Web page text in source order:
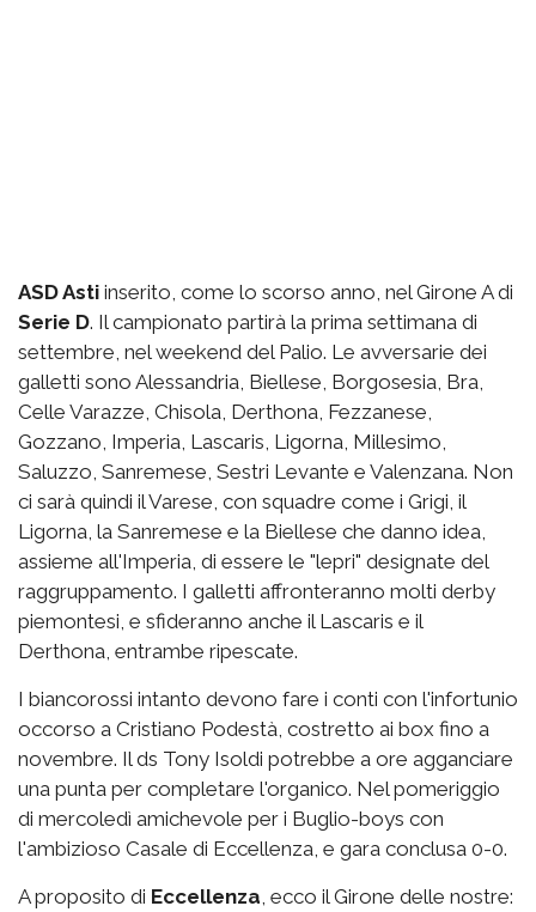
ASD Asti inserito, come lo scorso anno, nel Girone A di
Serie D. Il campionato partirà la prima settimana di
settembre, nel weekend del Palio. Le avversarie dei
galletti sono Alessandria, Biellese, Borgosesia, Bra,
Celle Varazze, Chisola, Derthona, Fezzanese,
Gozzano, Imperia, Lascaris, Ligorna, Millesimo,
Saluzzo, Sanremese, Sestri Levante e Valenzana. Non
ci sarà quindi il Varese, con squadre come i Grigi, il
Ligorna, la Sanremese e la Biellese che danno idea,
assieme all'Imperia, di essere le "lepri" designate del
raggruppamento. I galletti affronteranno molti derby
piemontesi, e sfideranno anche il Lascaris e il
Derthona, entrambe ripescate.
I biancorossi intanto devono fare i conti con l'infortunio
occorso a Cristiano Podestà, costretto ai box fino a
novembre. Il ds Tony Isoldi potrebbe a ore agganciare
una punta per completare l'organico. Nel pomeriggio
di mercoledì amichevole per i Buglio-boys con
l'ambizioso Casale di Eccellenza, e gara conclusa 0-0.
A proposito di Eccellenza, ecco il Girone delle nostre: